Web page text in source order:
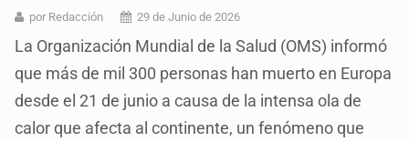
por Redacción 29 de Junio de 2026
La Organización Mundial de la Salud (OMS) informó
que más de mil 300 personas han muerto en Europa
desde el 21 de junio a causa de la intensa ola de
calor que afecta al continente, un fenómeno que